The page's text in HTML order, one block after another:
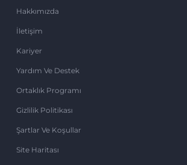
Hakkımızda
İletişim
Kariyer
Yardım Ve Destek
Ortaklık Programı
Gizlilik Politikası
Şartlar Ve Koşullar
Site Haritası